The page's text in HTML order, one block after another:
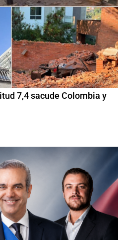
7,4 sacude Colombia y